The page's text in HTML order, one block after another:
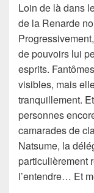
Loin de là dans
de la Renarde
de pouvoirs lui
esprits.
visibles, mais
tranquillement.
personnes
camarades de
Natsume, la
particulièrement
l’entendre… Et